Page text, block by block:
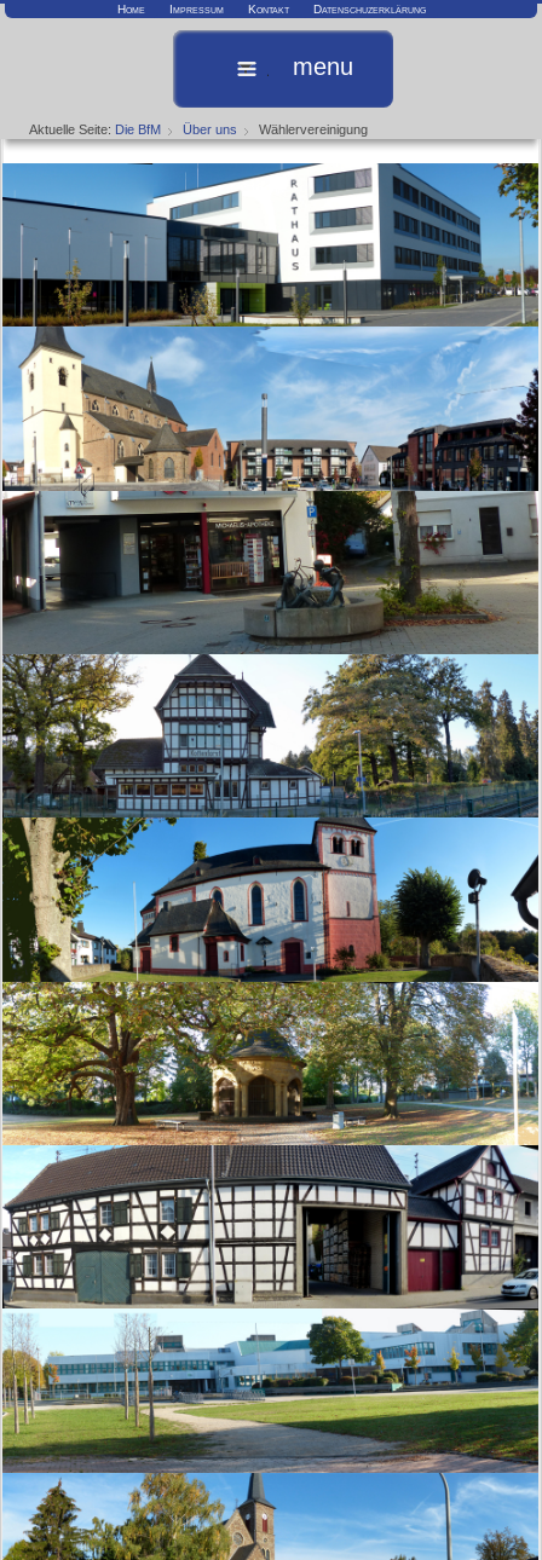
Home Impressum Kontakt Datenschuzerklärung
menu
Aktuelle Seite: Die BfM Über uns Wählervereinigung